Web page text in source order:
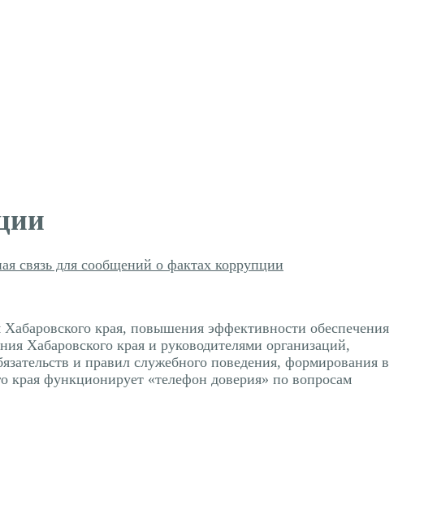
связь для сообщений о фактах коррупции
края, повышения эффективности обеспечения
Хабаровского края и руководителями организаций,
и правил служебного поведения, формирования в
края функционирует «телефон доверия» по вопросам